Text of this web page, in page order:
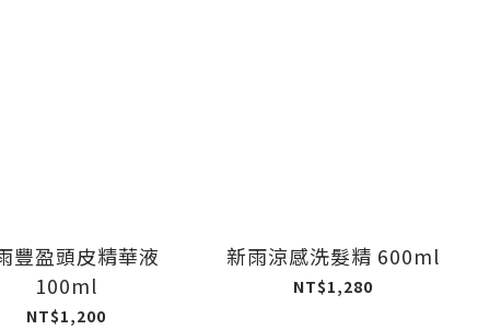
豐盈頭皮精華液
100ml
NT$1,200
新雨涼感洗髮精 600ml
NT$1,280